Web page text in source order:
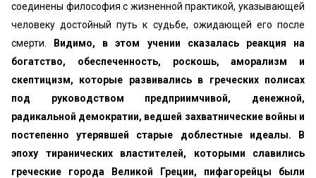
соединены философия с жизненной практикой, указывающей
человеку достойный путь к судьбе, ожидающей его после
смерти.
Видимо, в этом учении сказалась реакция на
богатство, обеспеченность, роскошь, аморализм и
скептицизм, которые развивались в греческих полисах
под руководством предприимчивой, денежной,
радикальной демократии, ведшей захватнические войны и
постепенно утерявшей старые доблестные идеалы. В
эпоху тиранических властителей, которыми славились
греческие города Великой Греции, пифагорейцы были